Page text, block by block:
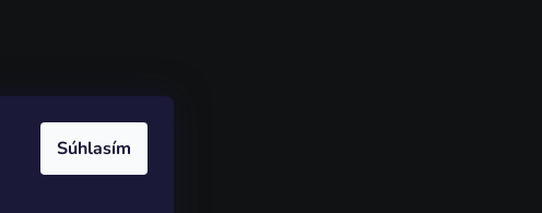
Súhlasím